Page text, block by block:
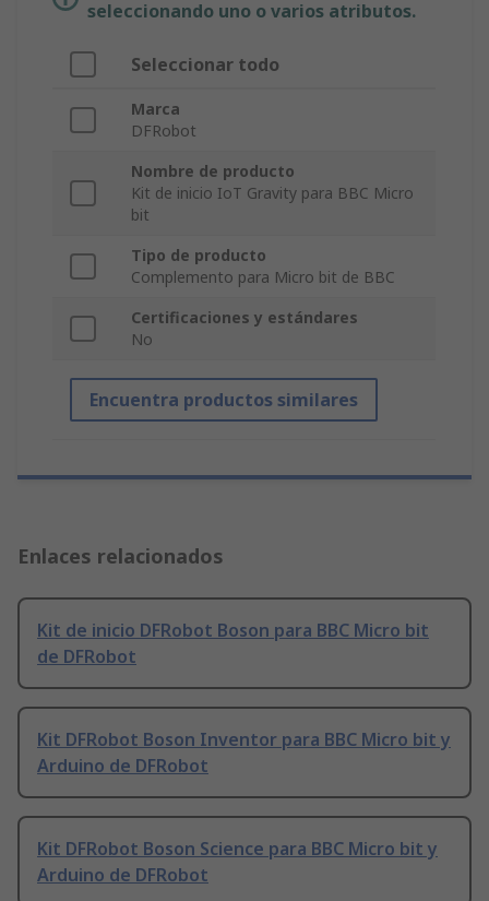
seleccionando uno o varios atributos.
Seleccionar todo
Marca
DFRobot
Nombre de producto
Kit de inicio IoT Gravity para BBC Micro
bit
Tipo de producto
Complemento para Micro bit de BBC
Certificaciones y estándares
No
Encuentra productos similares
Enlaces relacionados
Kit de inicio DFRobot Boson para BBC Micro bit
de DFRobot
Kit DFRobot Boson Inventor para BBC Micro bit y
Arduino de DFRobot
Kit DFRobot Boson Science para BBC Micro bit y
Arduino de DFRobot